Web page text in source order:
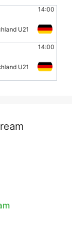
14:00
U21
14:00
U21